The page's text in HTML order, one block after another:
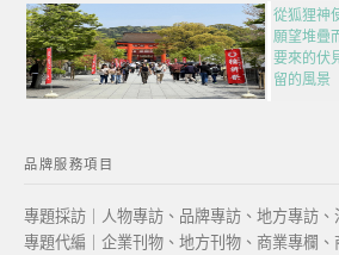
從狐狸神
願望堆疊
要來的伏
留的風景
品牌服務項目
專題採訪｜人物專訪、品牌專訪、地方專訪、
專題代編｜企業刊物、地方刊物、商業專欄、